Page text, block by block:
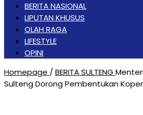
BERITA NASIONAL
LIPUTAN KHUSUS
OLAH RAGA
LIFESTYLE
OPINI
Homepage / BERITA SULTENG
Sulteng Dorong Pembentukan